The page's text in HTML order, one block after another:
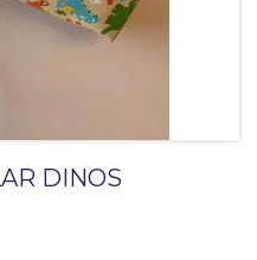
DINOS